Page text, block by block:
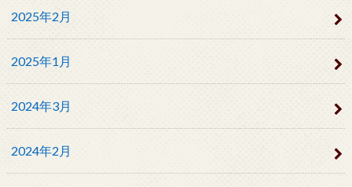
2025年2月
2025年1月
2024年3月
2024年2月